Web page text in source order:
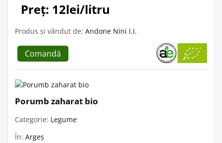
Preț: 12lei/litru
Produs și vândut de: Andone Nini I.I.
Comandă
Porumb zaharat bio
Categorie: Legume
În: Argeș